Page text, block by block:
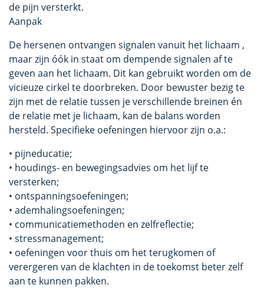
de pijn versterkt.
Aanpak
De hersenen ontvangen signalen vanuit het lichaam ,
maar zijn óók in staat om dempende signalen af te
geven aan het lichaam. Dit kan gebruikt worden om de
vicieuze cirkel te doorbreken. Door bewuster bezig te
zijn met de relatie tussen je verschillende breinen én
de relatie met je lichaam, kan de balans worden
hersteld. Specifieke oefeningen hiervoor zijn o.a.:
• pijneducatie;
• houdings- en bewegingsadvies om het lijf te
versterken;
• ontspanningsoefeningen;
• ademhalingsoefeningen;
• communicatiemethoden en zelfreflectie;
• stressmanagement;
• oefeningen voor thuis om het terugkomen of
verergeren van de klachten in de toekomst beter zelf
aan te kunnen pakken.